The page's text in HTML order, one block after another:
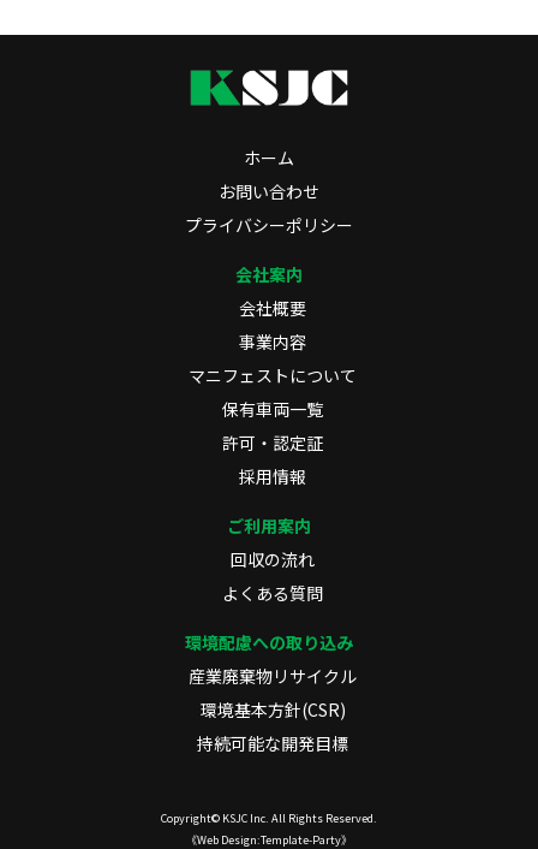
ホーム
お問い合わせ
プライバシーポリシー
会社案内
会社概要
事業内容
マニフェストについて
保有車両一覧
許可・認定証
採用情報
ご利用案内
回収の流れ
よくある質問
環境配慮への取り込み
産業廃棄物リサイクル
環境基本方針(CSR)
持続可能な開発目標
Copyright© KSJC Inc. All Rights Reserved.
《Web Design:Template-Party》